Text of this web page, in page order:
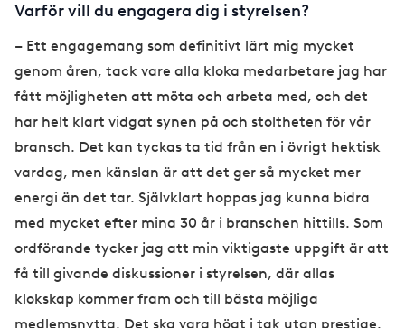
Varför vill du engagera dig i styrelsen?
– Ett engagemang som definitivt lärt mig mycket
genom åren, tack vare alla kloka medarbetare jag har
fått möjligheten att möta och arbeta med, och det
har helt klart vidgat synen på och stoltheten för vår
bransch. Det kan tyckas ta tid från en i övrigt hektisk
vardag, men känslan är att det ger så mycket mer
energi än det tar. Självklart hoppas jag kunna bidra
med mycket efter mina 30 år i branschen hittills. Som
ordförande tycker jag att min viktigaste uppgift är att
få till givande diskussioner i styrelsen, där allas
klokskap kommer fram och till bästa möjliga
medlemsnytta. Det ska vara högt i tak utan prestige.